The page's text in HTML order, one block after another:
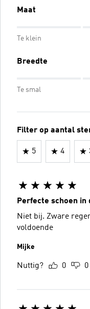
Maat
Te klein
Breedte
Te smal
Filter op aantal
5 4
Perfecte schoen in
Niet bij. Zware
voldoende
Mijke
Nuttig? 0 0